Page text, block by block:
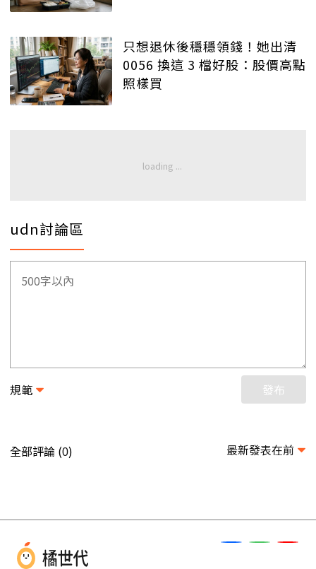
只想退休後穩穩領錢！她出清
0056 換這 3 檔好股：股價高點
照樣買
udn討論區
規範 發布
全部評論 (0) 最新發表在前